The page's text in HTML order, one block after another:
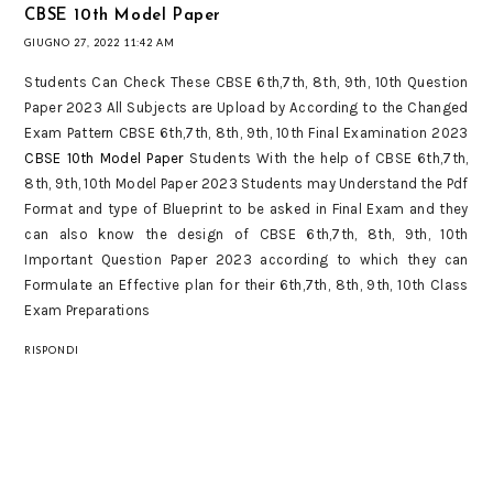
CBSE 10th Model Paper
GIUGNO 27, 2022 11:42 AM
Students Can Check These CBSE 6th,7th, 8th, 9th, 10th Question
Paper 2023 All Subjects are Upload by According to the Changed
Exam Pattern CBSE 6th,7th, 8th, 9th, 10th Final Examination 2023
CBSE 10th Model PaperStudents With the help of CBSE 6th,7th,
8th, 9th, 10th Model Paper 2023 Students may Understand the Pdf
Format and type of Blueprint to be asked in Final Exam and they
can also know the design of CBSE 6th,7th, 8th, 9th, 10th
Important Question Paper 2023 according to which they can
Formulate an Effective plan for their 6th,7th, 8th, 9th, 10th Class
Exam Preparations
RISPONDI